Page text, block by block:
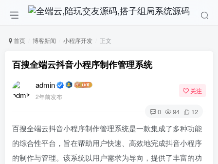
首页 博客新闻 小程序开发 正文
百搜全端云抖音小程序制作管理系统
admin
2年前发布
关注
0 94 12
百搜全端云抖音小程序制作管理系统是一款集成了多种功能
的综合性平台，旨在帮助用户快速、高效地完成抖音小程序
的制作与管理。该系统以用户需求为导向，提供了丰富的功